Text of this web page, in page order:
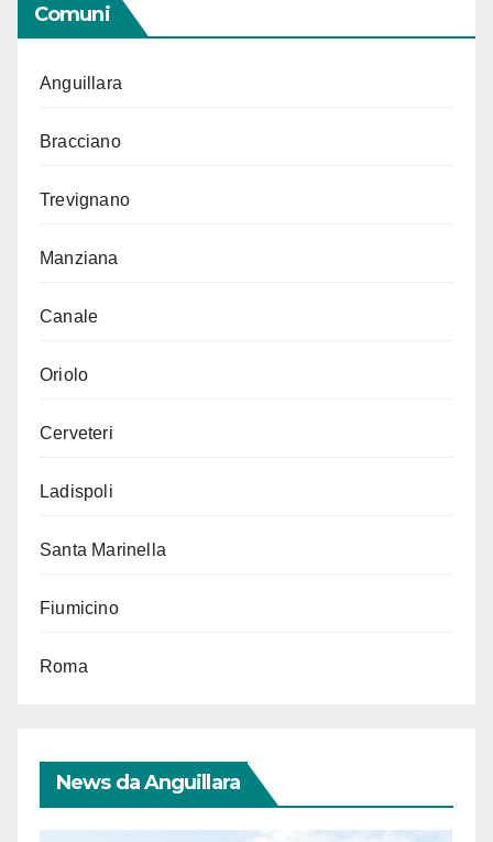
Comuni
Anguillara
Bracciano
Trevignano
Manziana
Canale
Oriolo
Cerveteri
Ladispoli
Santa Marinella
Fiumicino
Roma
News da Anguillara